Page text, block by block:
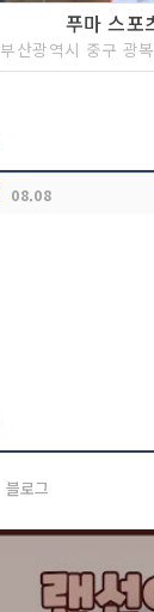
푸마 스포
부산광역시 중구 광
08.08
블로그